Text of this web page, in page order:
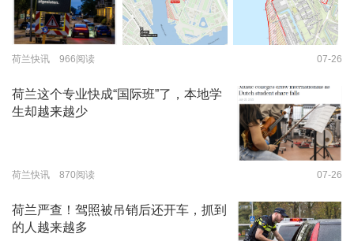
荷兰快讯 966阅读 07-26
荷兰这个专业快成“国际班”了，本地学
生却越来越少
荷兰快讯 870阅读 07-26
荷兰严查！驾照被吊销后还开车，抓到
的人越来越多